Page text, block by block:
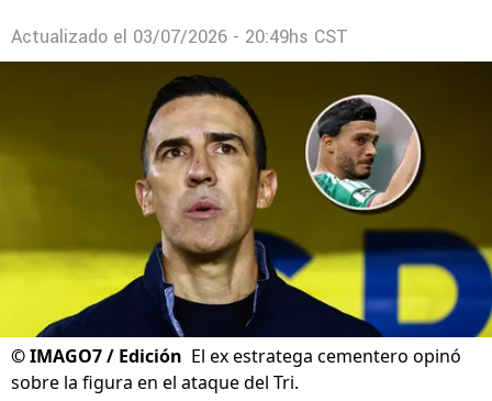
Actualizado el 03/07/2026 - 20:49hs CST
©IMAGO7 / Edición El ex estratega cementero opinó
sobre la figura en el ataque del Tri.